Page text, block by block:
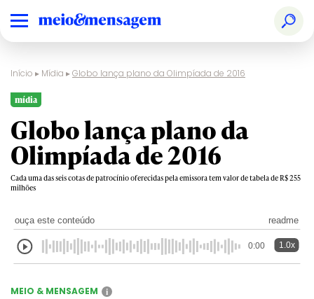
Início ▸ Mídia ▸Globo lança plano da Olimpíada de 2016
mídia
Globo lança plano da
Olimpíada de 2016
Cada uma das seis cotas de patrocínio oferecidas pela emissora tem valor de tabela de R$ 255
milhões
ouça este conteúdo readme
0:00 1.0x
MEIO & MENSAGEM i